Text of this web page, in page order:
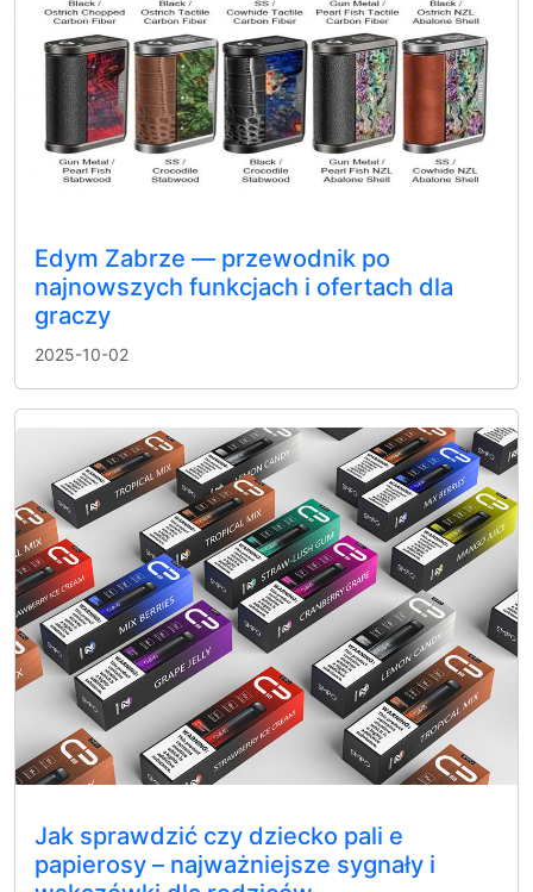
Edym Zabrze — przewodnik po
najnowszych funkcjach i ofertach dla
graczy
2025-10-02
Jak sprawdzić czy dziecko pali e
papierosy – najważniejsze sygnały i